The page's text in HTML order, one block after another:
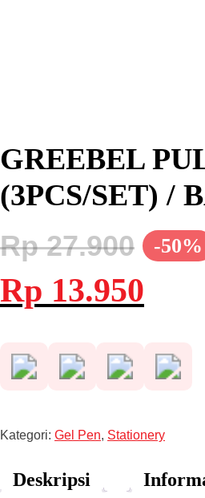
GREEBEL
(3PCS/SET) /
-50%
Rp27.900
Harga
aslinya
adalah:
Rp 13.950ini
Kategori: Gel Pen, Stationery
Deskripsi